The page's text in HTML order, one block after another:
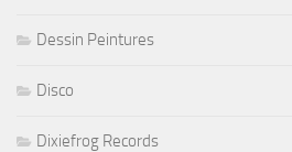
Dessin Peintures
Disco
Dixiefrog Records